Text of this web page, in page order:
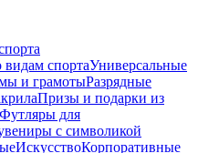
спортаУниверсальные
и грамотыРазрядные
Призы и подарки из
Футляры для
с символикой
ИскусствоКорпоративные